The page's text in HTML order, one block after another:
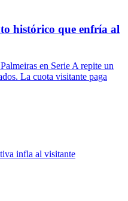
histórico que enfría al
en Serie A repite un
La cuota visitante paga
infla al visitante